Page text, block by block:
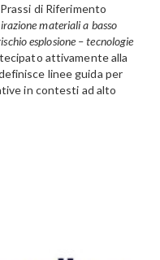
di Riferimento
materiali a basso
esplosione – tecnologie
attivamente alla
linee guida per
in contesti ad alto